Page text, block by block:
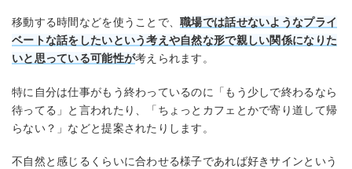
移動する時間などを使うことで、職場では話せないようなプライ
ベートな話をしたいという考えや自然な形で親しい関係になりた
いと思っている可能性が考えられます。
特に自分は仕事がもう終わっているのに「もう少しで終わるなら
待ってる」と言われたり、「ちょっとカフェとかで寄り道して帰
らない？」などと提案されたりします。
不自然と感じるくらいに合わせる様子であれば好きサインという